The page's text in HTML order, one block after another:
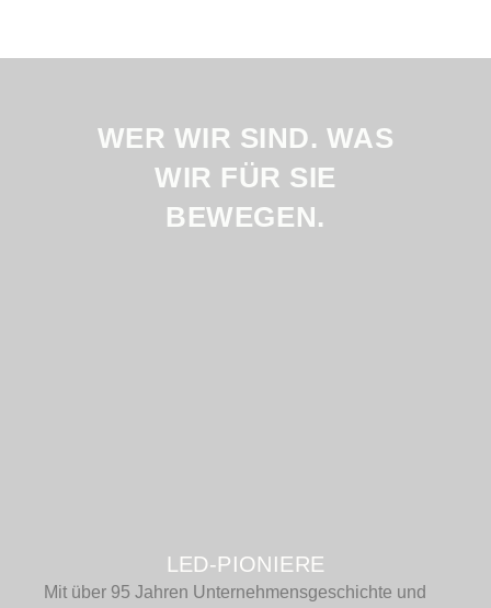
WER WIR SIND. WAS
WIR FÜR SIE
BEWEGEN.
LED-PIONIERE
Mit über 95 Jahren Unternehmensgeschichte und